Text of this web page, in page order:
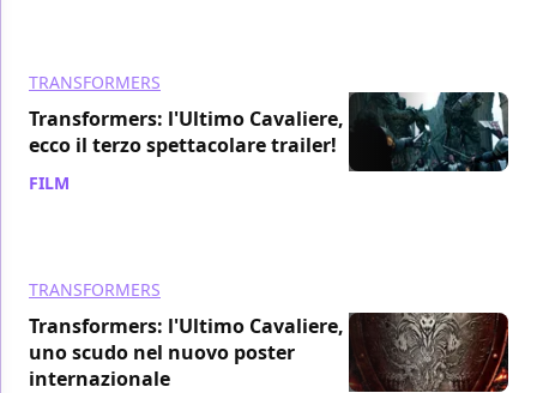
TRANSFORMERS
Transformers: l'Ultimo Cavaliere,
ecco il terzo spettacolare trailer!
FILM
TRANSFORMERS
Transformers: l'Ultimo Cavaliere,
uno scudo nel nuovo poster
internazionale